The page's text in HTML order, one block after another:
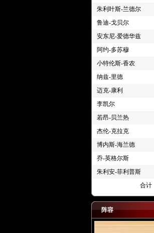
4节 01:31
4节 01:31
4节 01:35
4节 01:43
4节 02:24
4节 02:26
4节 02:28
4节 02:30
4节 02:32
4节 02:44
4节 03:02
4节 03:02
4节 03:02
朱利叶斯-兰德尔
鲁迪-戈贝尔
安东尼-爱德华兹
阿约-多苏穆
小特伦斯-香农
纳兹-里德
迈克-康利
李凯尔
若昂-贝兰热
杰伦-克拉克
博内斯-海兰德
乔-英格尔斯
朱利安-菲利普斯
合计
阵容